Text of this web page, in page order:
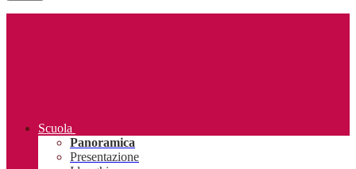
Scuola
Panoramica
Presentazione